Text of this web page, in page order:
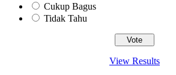
Cukup Bagus
Tidak Tahu
View Results